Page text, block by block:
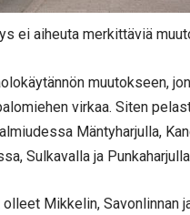
ei aiheuta merkittäviä
muutokseen,
virkaa. Siten
Mäntyharjulla,
Sulkavalla ja
Mikkelin, Savonlinnan